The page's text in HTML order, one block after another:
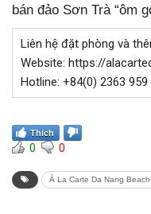
bán đảo Sơn Trà “ôm
Liên hệ đặt phòng và
Website: https://
Hotline: +84(0) 2363 959
Thích
0 0
À La Carte Da Nang Beach